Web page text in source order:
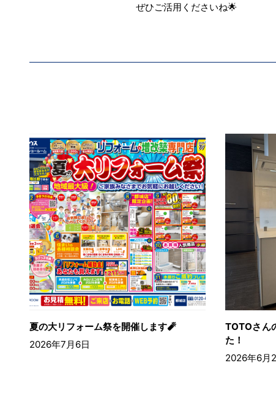
ぜひご活用くださいね🌟
夏の大リフォーム祭を開催します🧨
2026年7月6日
TOTOさん
た！
2026年6月